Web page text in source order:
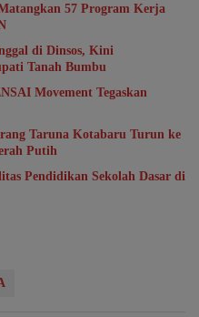
57 Program Kerja
di Dinsos, Kini
Tanah Bumbu
Movement Tegaskan
Taruna Kotabaru Turun ke
Putih
Pendidikan Sekolah Dasar di